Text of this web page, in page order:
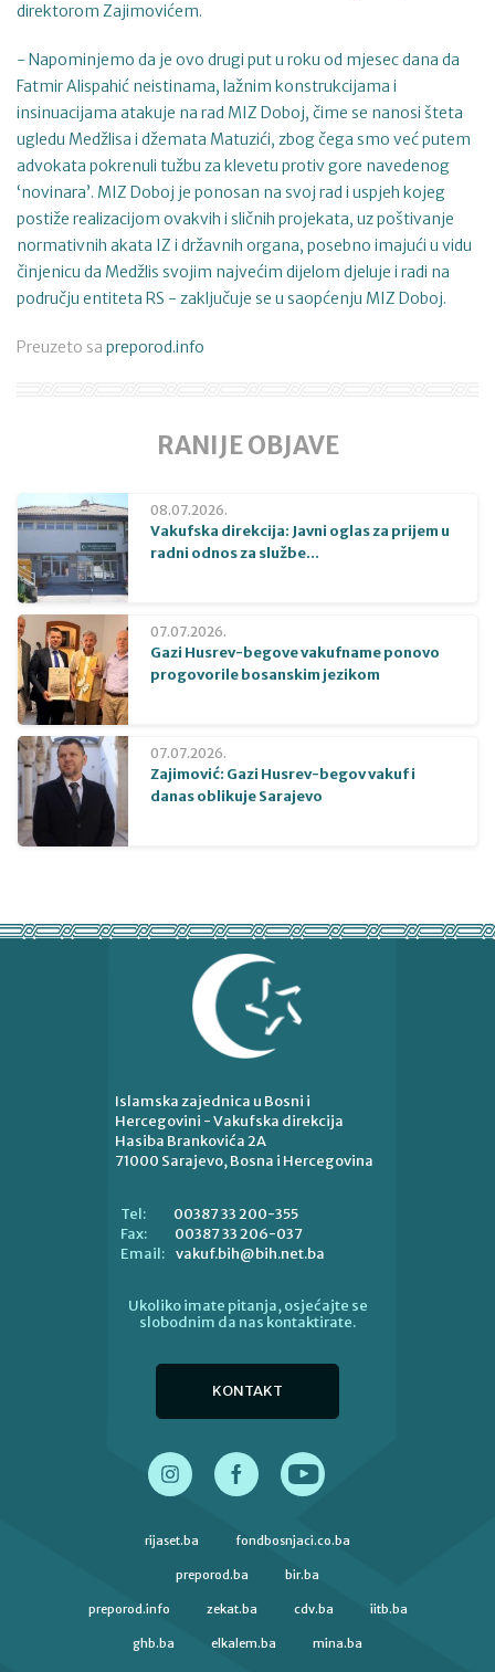
direktorom Zajimovićem.
- Napominjemo da je ovo drugi put u roku od mjesec dana da
Fatmir Alispahić neistinama, lažnim konstrukcijama i
insinuacijama atakuje na rad MIZ Doboj, čime se nanosi šteta
ugledu Medžlisa i džemata Matuzići, zbog čega smo već putem
advokata pokrenuli tužbu za klevetu protiv gore navedenog
‘novinara’. MIZ Doboj je ponosan na svoj rad i uspjeh kojeg
postiže realizacijom ovakvih i sličnih projekata, uz poštivanje
normativnih akata IZ i državnih organa, posebno imajući u vidu
činjenicu da Medžlis svojim najvećim dijelom djeluje i radi na
području entiteta RS - zaključuje se u saopćenju MIZ Doboj.
Preuzeto sa preporod.info
RANIJE OBJAVE
08.07.2026.
Vakufska direkcija: Javni oglas za prijem u
radni odnos za službe...
07.07.2026.
Gazi Husrev-begove vakufname ponovo
progovorile bosanskim jezikom
07.07.2026.
Zajimović: Gazi Husrev-begov vakuf i
danas oblikuje Sarajevo
Islamska zajednica u Bosni i
Hercegovini - Vakufska direkcija
Hasiba Brankovića 2A
71000 Sarajevo, Bosna i Hercegovina
Tel:
00387 33 200-355
Fax:
00387 33 206-037
Email: vakuf.bih@bih.net.ba
Ukoliko imate pitanja, osjećajte se
slobodnim da nas kontaktirate.
KONTAKT
rijaset.ba fondbosnjaci.co.ba
preporod.ba bir.ba
preporod.info zekat.ba cdv.ba iitb.ba
ghb.ba elkalem.ba mina.ba